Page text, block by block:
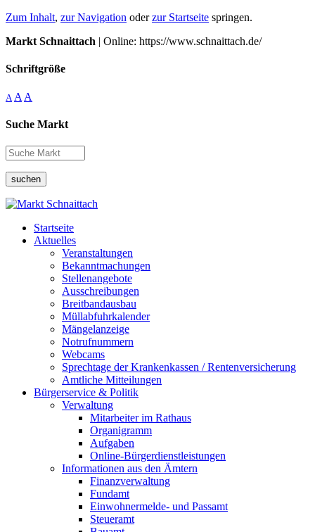
Zum Inhalt, zur Navigation oderzur Startseite springen.
Markt Schnaittach | Online: https://www.schnaittach.de/
Schriftgröße
A A A
Suche Markt
suchen
Startseite
Aktuelles
Veranstaltungen
Bekanntmachungen
Stellenangebote
Ausschreibungen
Breitbandausbau
Müllabfuhrkalender
Mängelanzeige
Notrufnummern
Webcams
Sprechtage der Krankenkassen / Rentenversicherung
Amtliche Mitteilungen
Bürgerservice & Politik
Verwaltung
Mitarbeiter im Rathaus
Organigramm
Aufgaben
Online-Bürgerdienstleistungen
Informationen aus den Ämtern
Finanzverwaltung
Fundamt
Einwohnermelde- und Passamt
Steueramt